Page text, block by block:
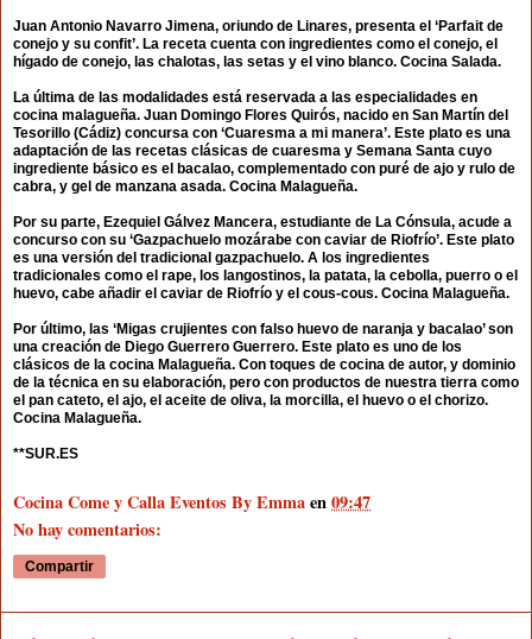
Juan Antonio Navarro Jimena, oriundo de Linares, presenta el ‘Parfait de
conejo y su confit’. La receta cuenta con ingredientes como el conejo, el
hígado de conejo, las chalotas, las setas y el vino blanco. Cocina Salada.
La última de las modalidades está reservada a las especialidades en
cocina malagueña. Juan Domingo Flores Quirós, nacido en San Martín del
Tesorillo (Cádiz) concursa con ‘Cuaresma a mi manera’. Este plato es una
adaptación de las recetas clásicas de cuaresma y Semana Santa cuyo
ingrediente básico es el bacalao, complementado con puré de ajo y rulo de
cabra, y gel de manzana asada. Cocina Malagueña.
Por su parte, Ezequiel Gálvez Mancera, estudiante de La Cónsula, acude a
concurso con su ‘Gazpachuelo mozárabe con caviar de Riofrío’. Este plato
es una versión del tradicional gazpachuelo. A los ingredientes
tradicionales como el rape, los langostinos, la patata, la cebolla, puerro o el
huevo, cabe añadir el caviar de Riofrío y el cous-cous. Cocina Malagueña.
Por último, las ‘Migas crujientes con falso huevo de naranja y bacalao’ son
una creación de Diego Guerrero Guerrero. Este plato es uno de los
clásicos de la cocina Malagueña. Con toques de cocina de autor, y dominio
de la técnica en su elaboración, pero con productos de nuestra tierra como
el pan cateto, el ajo, el aceite de oliva, la morcilla, el huevo o el chorizo.
Cocina Malagueña.
**SUR.ES
Cocina Come y Calla Eventos By Emmaen09:47
No hay comentarios:
Compartir